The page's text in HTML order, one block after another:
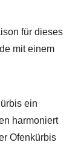
für dieses
mit einem
ein
harmoniert
Ofenkürbis